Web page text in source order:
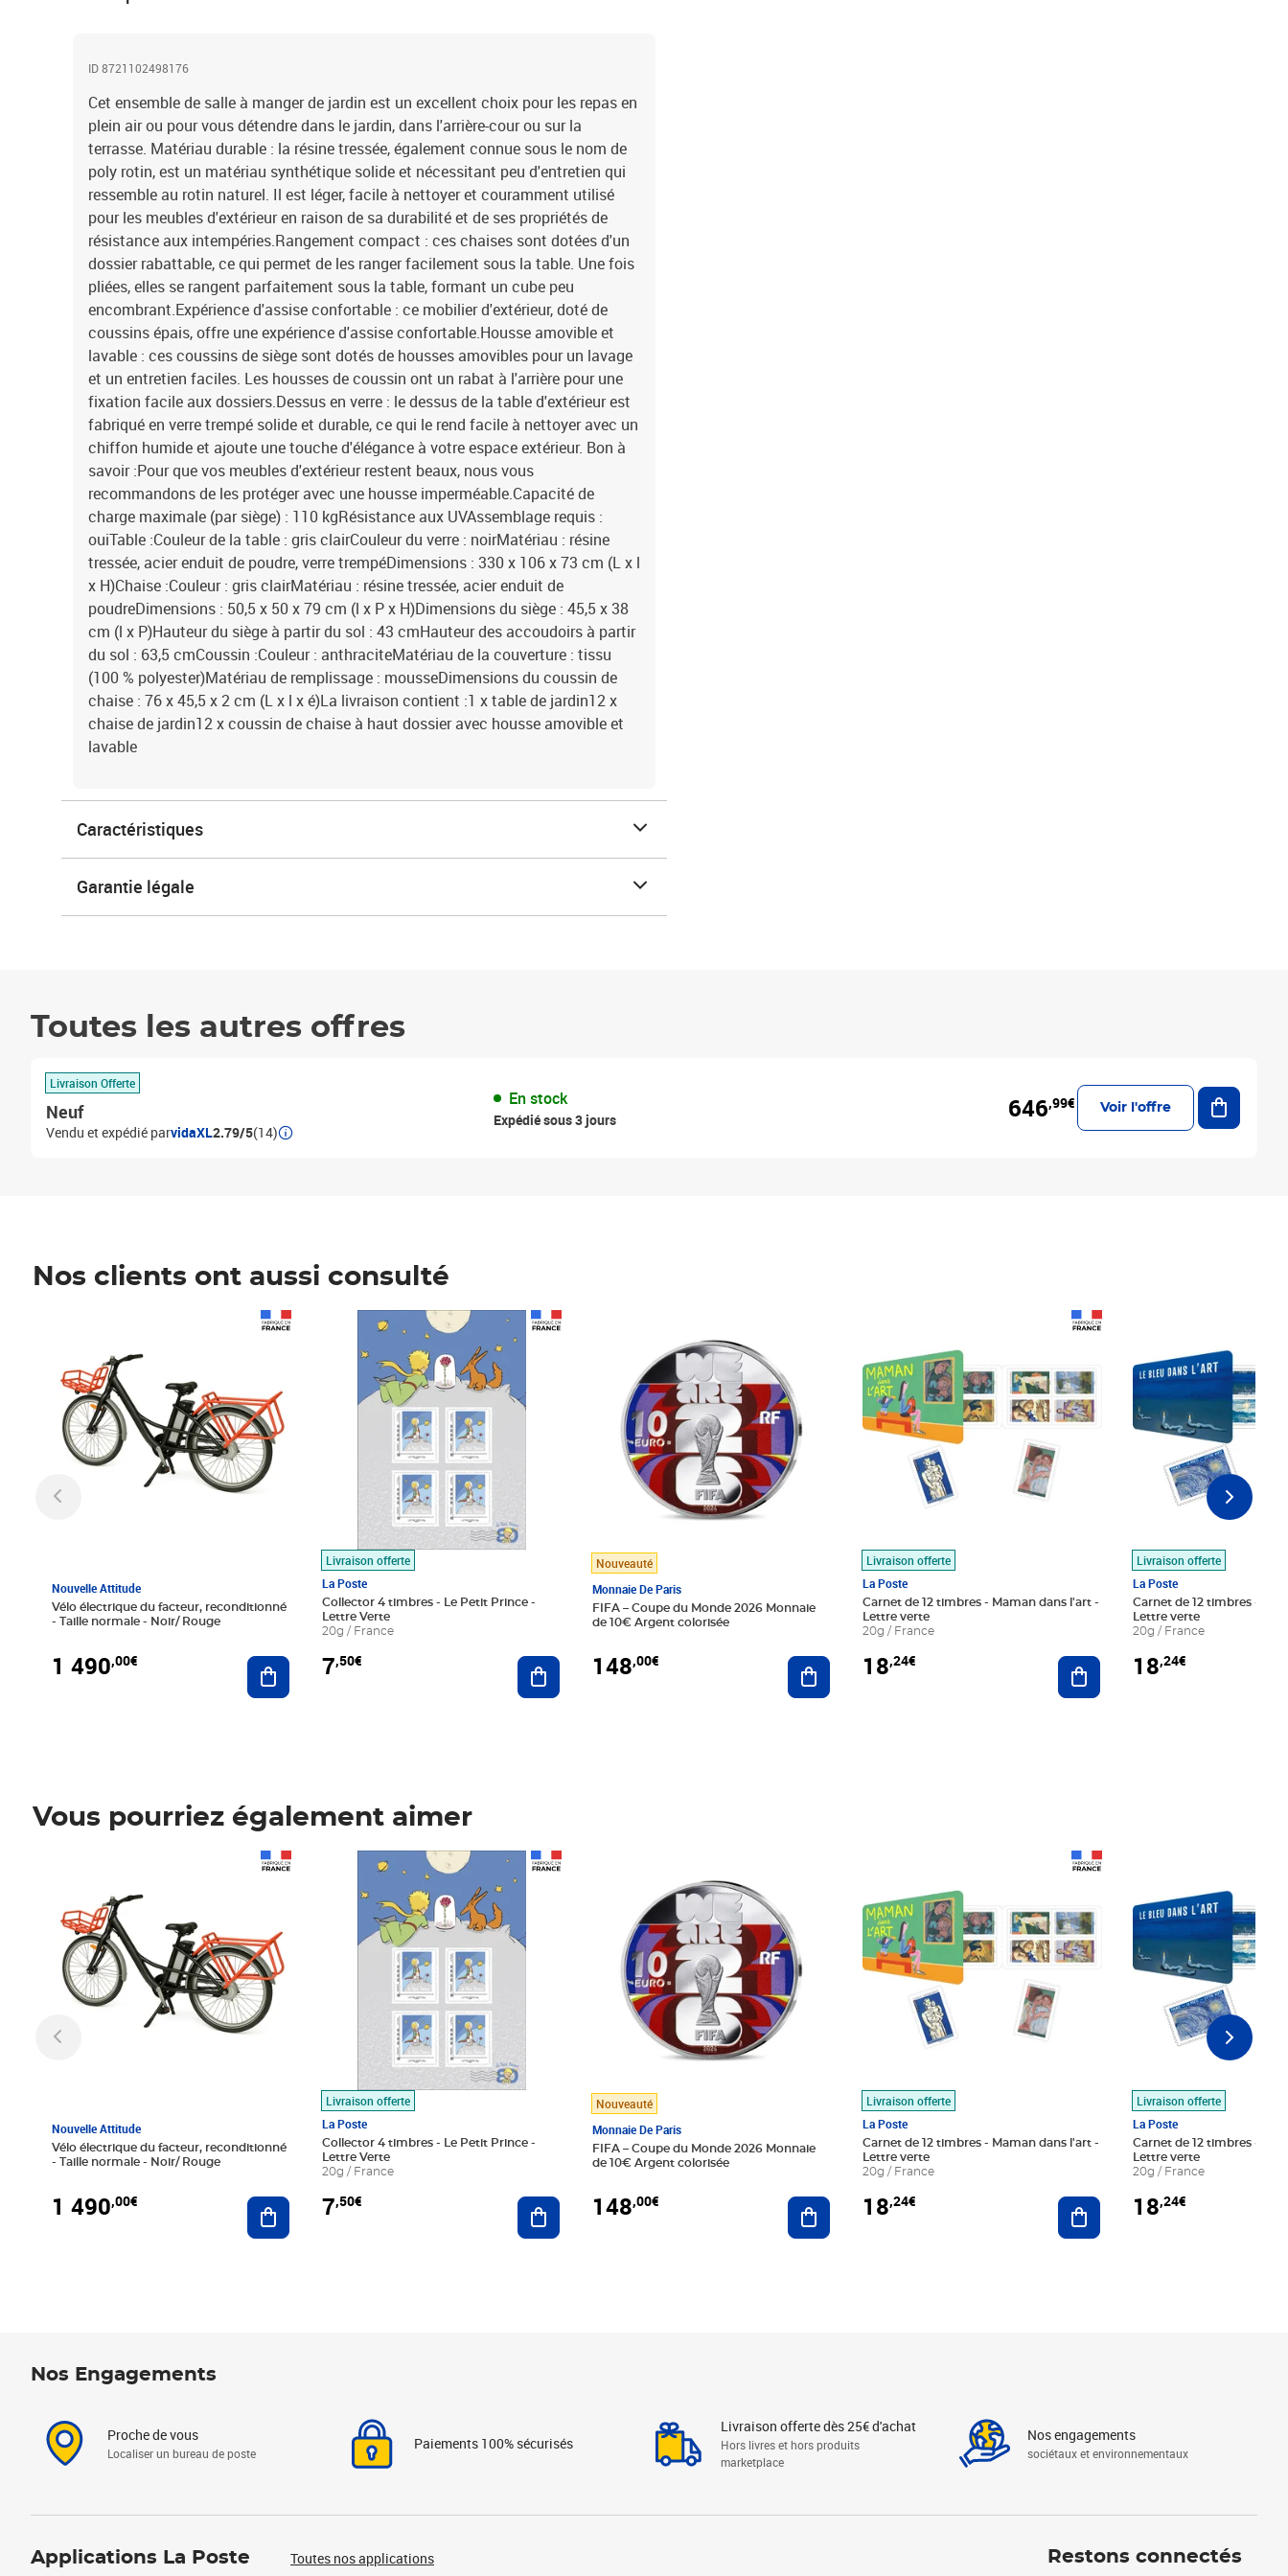
ID 8721102498176
Cet ensemble de salle à manger de jardin est un excellent choix pour les repas en
plein air ou pour vous détendre dans le jardin, dans l'arrière-cour ou sur la
terrasse. Matériau durable : la résine tressée, également connue sous le nom de
poly rotin, est un matériau synthétique solide et nécessitant peu d'entretien qui
ressemble au rotin naturel. Il est léger, facile à nettoyer et couramment utilisé
pour les meubles d'extérieur en raison de sa durabilité et de ses propriétés de
résistance aux intempéries.Rangement compact : ces chaises sont dotées d'un
dossier rabattable, ce qui permet de les ranger facilement sous la table. Une fois
pliées, elles se rangent parfaitement sous la table, formant un cube peu
encombrant.Expérience d'assise confortable : ce mobilier d'extérieur, doté de
coussins épais, offre une expérience d'assise confortable.Housse amovible et
lavable : ces coussins de siège sont dotés de housses amovibles pour un lavage
et un entretien faciles. Les housses de coussin ont un rabat à l'arrière pour une
fixation facile aux dossiers.Dessus en verre : le dessus de la table d'extérieur est
fabriqué en verre trempé solide et durable, ce qui le rend facile à nettoyer avec un
chiffon humide et ajoute une touche d'élégance à votre espace extérieur. Bon à
savoir :Pour que vos meubles d'extérieur restent beaux, nous vous
recommandons de les protéger avec une housse imperméable.Capacité de
charge maximale (par siège) : 110 kgRésistance aux UVAssemblage requis :
ouiTable :Couleur de la table : gris clairCouleur du verre : noirMatériau : résine
tressée, acier enduit de poudre, verre trempéDimensions : 330 x 106 x 73 cm (L x l
x H)Chaise :Couleur : gris clairMatériau : résine tressée, acier enduit de
poudreDimensions : 50,5 x 50 x 79 cm (l x P x H)Dimensions du siège : 45,5 x 38
cm (l x P)Hauteur du siège à partir du sol : 43 cmHauteur des accoudoirs à partir
du sol : 63,5 cmCoussin :Couleur : anthraciteMatériau de la couverture : tissu
(100 % polyester)Matériau de remplissage : mousseDimensions du coussin de
chaise : 76 x 45,5 x 2 cm (L x l x é)La livraison contient :1 x table de jardin12 x
chaise de jardin12 x coussin de chaise à haut dossier avec housse amovible et
lavable
Caractéristiques
Garantie légale
Toutes les autres offres
Livraison Offerte
Neuf
Vendu et expédié parvidaXL2.79/5(14)
En stock
Expédié sous 3 jours 646,99€ Voir l'offre
Ajouter
Nos clients ont aussi consulté
Nouvelle Attitude
Vélo électrique du facteur, reconditionné
- Taille normale - Noir/ Rouge
1 490,00€ Ajouter au panier
Livraison offerte
La Poste
Collector 4 timbres - Le Petit Prince -
Lettre Verte
20g / France
7,50€
Prix 7,50€
Ajouter au panier
Nouveauté
Monnaie De Paris
FIFA – Coupe du Monde 2026 Monnaie
de 10€ Argent colorisée
148,00€ Ajouter au panier
Livraison offerte
La Poste
Carnet de 12 timbres - Maman dans l'art -
Lettre verte
20g / France
18,24€ Ajouter au panier
Livraison offerte
La Poste
Carnet de 12 timbres - Le
Lettre verte
20g / France
18,24€
Vous pourriez également aimer
Nouvelle Attitude
Vélo électrique du facteur, reconditionné
- Taille normale - Noir/ Rouge
1 490,00€ Ajouter au panier
Livraison offerte
La Poste
Collector 4 timbres - Le Petit Prince -
Lettre Verte
20g / France
7,50€
Prix 7,50€
Ajouter au panier
Nouveauté
Monnaie De Paris
FIFA – Coupe du Monde 2026 Monnaie
de 10€ Argent colorisée
148,00€ Ajouter au panier
Livraison offerte
La Poste
Carnet de 12 timbres - Maman dans l'art -
Lettre verte
20g / France
18,24€ Ajouter au panier
Livraison offerte
La Poste
Carnet de 12 timbres - Le
Lettre verte
20g / France
18,24€
Nos Engagements
Proche de vous
Localiser un bureau de poste
Paiements 100% sécurisés
Livraison offerte dès 25€ d'achat
Hors livres et hors produits
marketplace
Nos engagements
sociétaux et environnementaux
Applications La Poste Toutes nos applications Restons connectés